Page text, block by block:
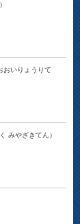
おいりょうりて
みやざきてん）